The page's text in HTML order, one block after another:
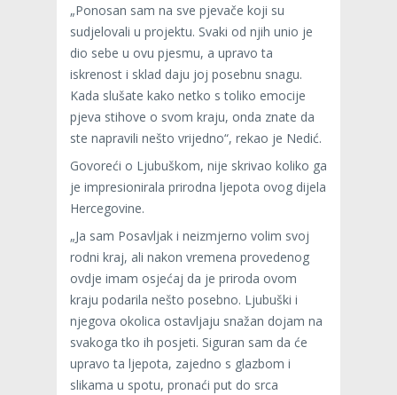
„Ponosan sam na sve pjevače koji su
sudjelovali u projektu. Svaki od njih unio je
dio sebe u ovu pjesmu, a upravo ta
iskrenost i sklad daju joj posebnu snagu.
Kada slušate kako netko s toliko emocije
pjeva stihove o svom kraju, onda znate da
ste napravili nešto vrijedno“, rekao je Nedić.
Govoreći o Ljubuškom, nije skrivao koliko ga
je impresionirala prirodna ljepota ovog dijela
Hercegovine.
„Ja sam Posavljak i neizmjerno volim svoj
rodni kraj, ali nakon vremena provedenog
ovdje imam osjećaj da je priroda ovom
kraju podarila nešto posebno. Ljubuški i
njegova okolica ostavljaju snažan dojam na
svakoga tko ih posjeti. Siguran sam da će
upravo ta ljepota, zajedno s glazbom i
slikama u spotu, pronaći put do srca